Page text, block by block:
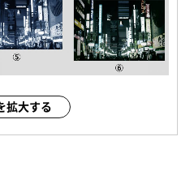
拡大する